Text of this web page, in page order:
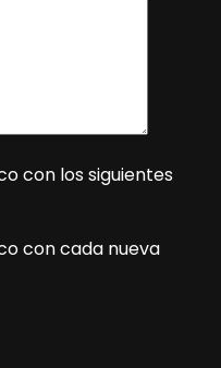
con los siguientes
con cada nueva